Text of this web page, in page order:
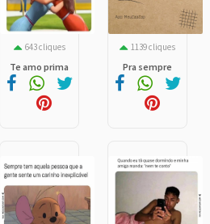
643 cliques
Te amo prima
1139 cliques
Pra sempre